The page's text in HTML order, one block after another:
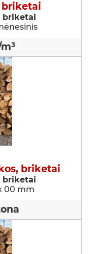
briketai
briketai
briketai
briketai
00 mm